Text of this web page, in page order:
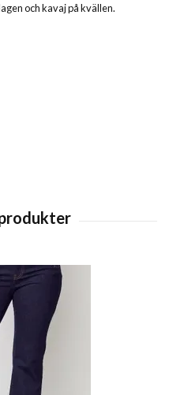
och kavaj på kvällen.